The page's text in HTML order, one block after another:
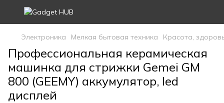
Электроника Мелкая бытовая техника Красота,
Профессиональная керамическая
машинка для стрижки Gemei GM
800 (GEEMY) аккумулятор, led
дисплей